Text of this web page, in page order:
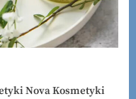
Nova Kosmetyki